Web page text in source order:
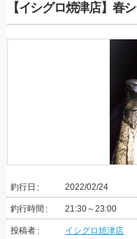
【イシグロ焼津店】春
釣行日 2022/02/24
釣行時間 21:30～23:00
投稿者 イシグロ焼津店